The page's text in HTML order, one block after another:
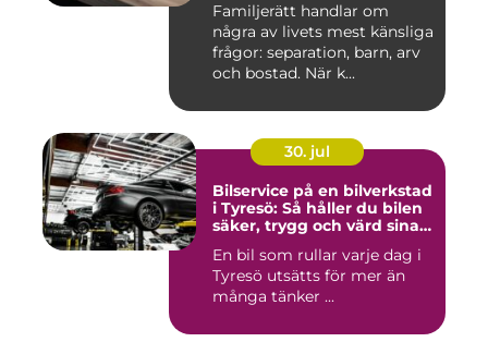
Familjerätt handlar om
några av livets mest känsliga
frågor: separation, barn, arv
och bostad. När k...
30. jul
Bilservice på en bilverkstad
i Tyresö: Så håller du bilen
säker, trygg och värd sina
En bil som rullar varje dag i
Tyresö utsätts för mer än
många tänker ...